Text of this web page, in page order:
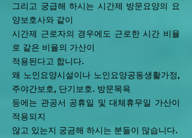
그리고 궁급해 하시는 시간제 방문요양의 요
양보호사와 같이
시간제 근로자의 경우에도 근로한 시간 비율
로 같은 비율의 가산이
적용된다고 합니다.
왜 노인요양시설이나 노인요양공동생활가정,
주야간보호, 단기보호. 방문목욕
등에는 관공서 공휴일 및 대체휴무일 가산이
적용되지
않고 있는지 궁금해 하시는 분들이 많습니다.